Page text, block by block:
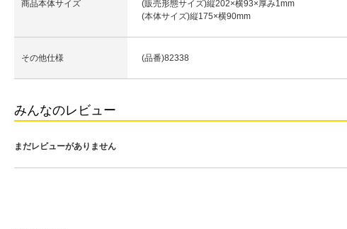
商品本体サイズ
(販売形態サイズ)縦202×横93×厚み1mm
(本体サイズ)縦175×横90mm
その他仕様 (品番)82338
みんなのレビュー
まだレビューがありません